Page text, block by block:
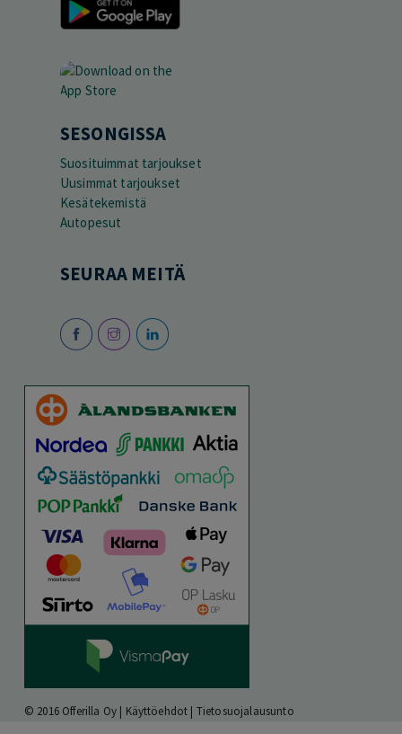
SESONGISSA
Suosituimmat tarjoukset
Uusimmat tarjoukset
Kesätekemistä
Autopesut
SEURAA MEITÄ
© 2016 Offerilla Oy | Käyttöehdot | Tietosuojalausunto